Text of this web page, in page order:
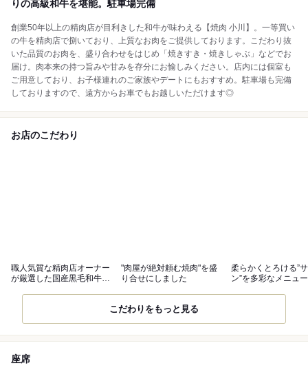
りの高級和牛を堪能。駐車場完備
創業50年以上の精肉店が目利きした和牛が味わえる【焼肉 小川】。一等買い
の牛を精肉店で捌いており、上質なお肉をご提供しております。こだわり抜
いた品質のお肉を、盛り合わせをはじめ「焼きすき・焼きしゃぶ」などでお
届け。肉本来の持つ旨みや甘みを存分にお愉しみください。店内には個室も
ご用意しており、お子様連れのご家族やデートにもおすすめ。駐車場も完備
しておりますので、遠方からお車でもお越しいただけます◎
お店のこだわり
職人気質な精肉店オーナー
が厳選した国産黒毛和牛を
"肉屋が絶対頼む焼肉"を盛
り合せにしました
柔らかくとろける”
ン”を多彩なメニュ
こだわりをもっと見る
座席